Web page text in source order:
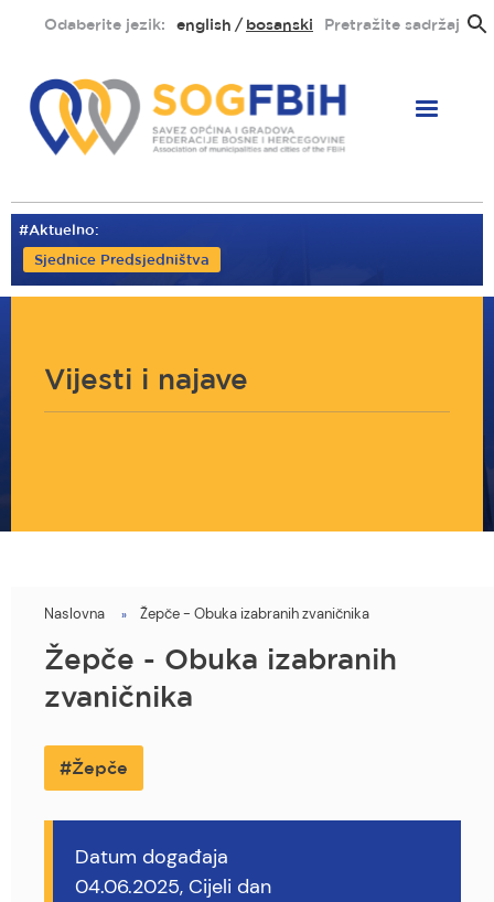
sadržaj
Odaberite jezik: english bosanski Pretražite sadržaj
#Aktuelno:
Sjednice Predsjedništva
Vijesti i najave
You
are
here
Naslovna Žepče - Obuka izabranih zvaničnika
Žepče - Obuka izabranih
zvaničnika
Žepče
Datum događaja
04.06.2025, Cijeli dan